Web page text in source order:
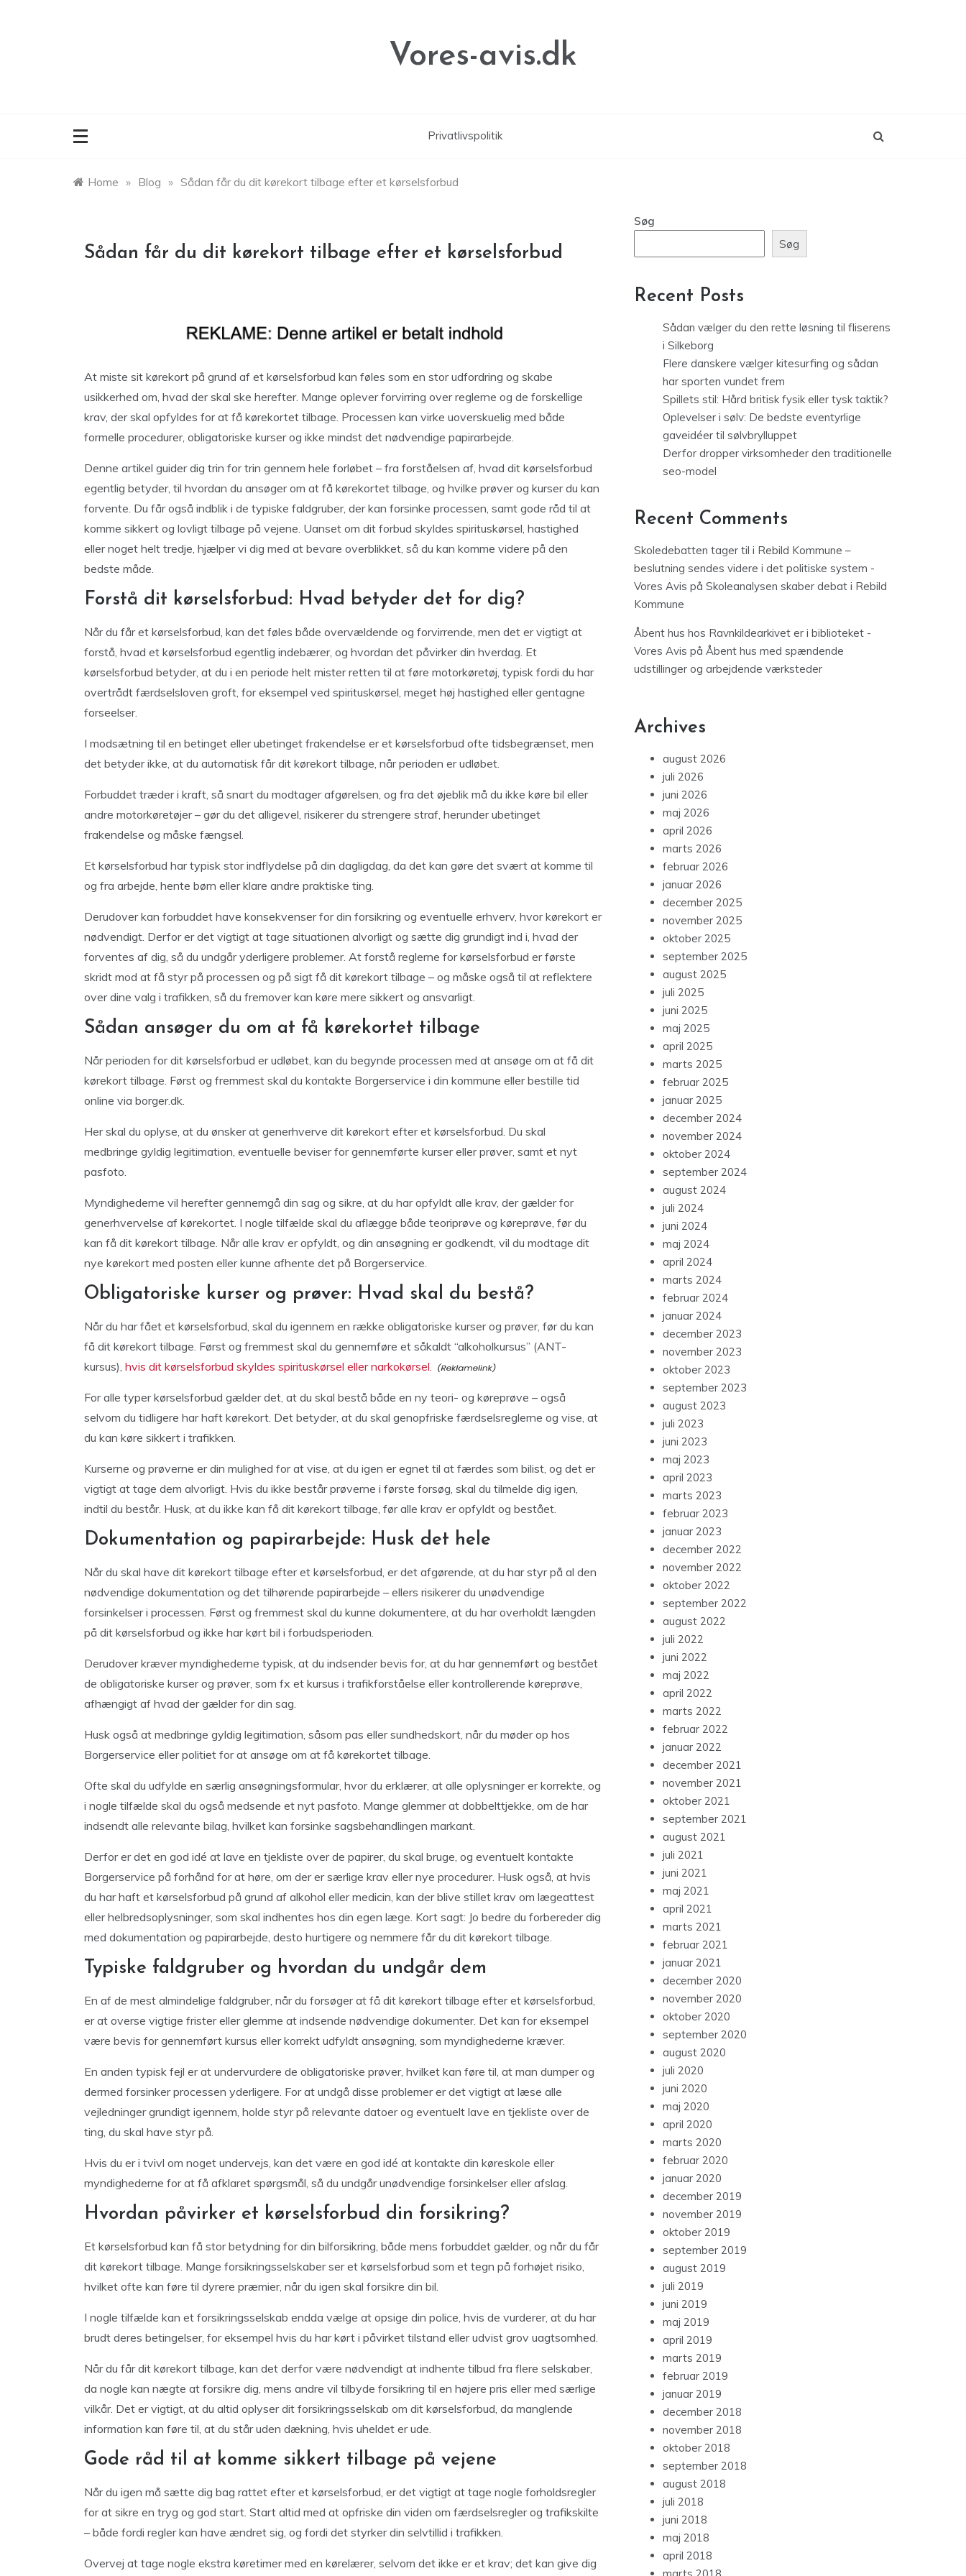
Vores-avis.dk
Privatlivspolitik
Home » Blog » Sådan får du dit kørekort tilbage efter et kørselsforbud
Sådan får du dit kørekort tilbage efter et kørselsforbud
At miste sit kørekort på grund af et kørselsforbud kan føles som en stor udfordring og skabe
usikkerhed om, hvad der skal ske herefter. Mange oplever forvirring over reglerne og de forskellige
krav, der skal opfyldes for at få kørekortet tilbage. Processen kan virke uoverskuelig med både
formelle procedurer, obligatoriske kurser og ikke mindst det nødvendige papirarbejde.
Denne artikel guider dig trin for trin gennem hele forløbet – fra forståelsen af, hvad dit kørselsforbud
egentlig betyder, til hvordan du ansøger om at få kørekortet tilbage, og hvilke prøver og kurser du kan
forvente. Du får også indblik i de typiske faldgruber, der kan forsinke processen, samt gode råd til at
komme sikkert og lovligt tilbage på vejene. Uanset om dit forbud skyldes spirituskørsel, hastighed
eller noget helt tredje, hjælper vi dig med at bevare overblikket, så du kan komme videre på den
bedste måde.
Forstå dit kørselsforbud: Hvad betyder det for dig?
Når du får et kørselsforbud, kan det føles både overvældende og forvirrende, men det er vigtigt at
forstå, hvad et kørselsforbud egentlig indebærer, og hvordan det påvirker din hverdag. Et
kørselsforbud betyder, at du i en periode helt mister retten til at føre motorkøretøj, typisk fordi du har
overtrådt færdselsloven groft, for eksempel ved spirituskørsel, meget høj hastighed eller gentagne
forseelser.
I modsætning til en betinget eller ubetinget frakendelse er et kørselsforbud ofte tidsbegrænset, men
det betyder ikke, at du automatisk får dit kørekort tilbage, når perioden er udløbet.
Forbuddet træder i kraft, så snart du modtager afgørelsen, og fra det øjeblik må du ikke køre bil eller
andre motorkøretøjer – gør du det alligevel, risikerer du strengere straf, herunder ubetinget
frakendelse og måske fængsel.
Et kørselsforbud har typisk stor indflydelse på din dagligdag, da det kan gøre det svært at komme til
og fra arbejde, hente børn eller klare andre praktiske ting.
Derudover kan forbuddet have konsekvenser for din forsikring og eventuelle erhverv, hvor kørekort er
nødvendigt. Derfor er det vigtigt at tage situationen alvorligt og sætte dig grundigt ind i, hvad der
forventes af dig, så du undgår yderligere problemer. At forstå reglerne for kørselsforbud er første
skridt mod at få styr på processen og på sigt få dit kørekort tilbage – og måske også til at reflektere
over dine valg i trafikken, så du fremover kan køre mere sikkert og ansvarligt.
Sådan ansøger du om at få kørekortet tilbage
Når perioden for dit kørselsforbud er udløbet, kan du begynde processen med at ansøge om at få dit
kørekort tilbage. Først og fremmest skal du kontakte Borgerservice i din kommune eller bestille tid
online via borger.dk.
Her skal du oplyse, at du ønsker at generhverve dit kørekort efter et kørselsforbud. Du skal
medbringe gyldig legitimation, eventuelle beviser for gennemførte kurser eller prøver, samt et nyt
pasfoto.
Myndighederne vil herefter gennemgå din sag og sikre, at du har opfyldt alle krav, der gælder for
generhvervelse af kørekortet. I nogle tilfælde skal du aflægge både teoriprøve og køreprøve, før du
kan få dit kørekort tilbage. Når alle krav er opfyldt, og din ansøgning er godkendt, vil du modtage dit
nye kørekort med posten eller kunne afhente det på Borgerservice.
Obligatoriske kurser og prøver: Hvad skal du bestå?
Når du har fået et kørselsforbud, skal du igennem en række obligatoriske kurser og prøver, før du kan
få dit kørekort tilbage. Først og fremmest skal du gennemføre et såkaldt “alkoholkursus” (ANT-
kursus), hvis dit kørselsforbud skyldes spirituskørsel eller narkokørsel.
For alle typer kørselsforbud gælder det, at du skal bestå både en ny teori- og køreprøve – også
selvom du tidligere har haft kørekort. Det betyder, at du skal genopfriske færdselsreglerne og vise, at
du kan køre sikkert i trafikken.
Kurserne og prøverne er din mulighed for at vise, at du igen er egnet til at færdes som bilist, og det er
vigtigt at tage dem alvorligt. Hvis du ikke består prøverne i første forsøg, skal du tilmelde dig igen,
indtil du består. Husk, at du ikke kan få dit kørekort tilbage, før alle krav er opfyldt og bestået.
Dokumentation og papirarbejde: Husk det hele
Når du skal have dit kørekort tilbage efter et kørselsforbud, er det afgørende, at du har styr på al den
nødvendige dokumentation og det tilhørende papirarbejde – ellers risikerer du unødvendige
forsinkelser i processen. Først og fremmest skal du kunne dokumentere, at du har overholdt længden
på dit kørselsforbud og ikke har kørt bil i forbudsperioden.
Derudover kræver myndighederne typisk, at du indsender bevis for, at du har gennemført og bestået
de obligatoriske kurser og prøver, som fx et kursus i trafikforståelse eller kontrollerende køreprøve,
afhængigt af hvad der gælder for din sag.
Husk også at medbringe gyldig legitimation, såsom pas eller sundhedskort, når du møder op hos
Borgerservice eller politiet for at ansøge om at få kørekortet tilbage.
Ofte skal du udfylde en særlig ansøgningsformular, hvor du erklærer, at alle oplysninger er korrekte, og
i nogle tilfælde skal du også medsende et nyt pasfoto. Mange glemmer at dobbelttjekke, om de har
indsendt alle relevante bilag, hvilket kan forsinke sagsbehandlingen markant.
Derfor er det en god idé at lave en tjekliste over de papirer, du skal bruge, og eventuelt kontakte
Borgerservice på forhånd for at høre, om der er særlige krav eller nye procedurer. Husk også, at hvis
du har haft et kørselsforbud på grund af alkohol eller medicin, kan der blive stillet krav om lægeattest
eller helbredsoplysninger, som skal indhentes hos din egen læge. Kort sagt: Jo bedre du forbereder dig
med dokumentation og papirarbejde, desto hurtigere og nemmere får du dit kørekort tilbage.
Typiske faldgruber og hvordan du undgår dem
En af de mest almindelige faldgruber, når du forsøger at få dit kørekort tilbage efter et kørselsforbud,
er at overse vigtige frister eller glemme at indsende nødvendige dokumenter. Det kan for eksempel
være bevis for gennemført kursus eller korrekt udfyldt ansøgning, som myndighederne kræver.
En anden typisk fejl er at undervurdere de obligatoriske prøver, hvilket kan føre til, at man dumper og
dermed forsinker processen yderligere. For at undgå disse problemer er det vigtigt at læse alle
vejledninger grundigt igennem, holde styr på relevante datoer og eventuelt lave en tjekliste over de
ting, du skal have styr på.
Hvis du er i tvivl om noget undervejs, kan det være en god idé at kontakte din køreskole eller
myndighederne for at få afklaret spørgsmål, så du undgår unødvendige forsinkelser eller afslag.
Hvordan påvirker et kørselsforbud din forsikring?
Et kørselsforbud kan få stor betydning for din bilforsikring, både mens forbuddet gælder, og når du får
dit kørekort tilbage. Mange forsikringsselskaber ser et kørselsforbud som et tegn på forhøjet risiko,
hvilket ofte kan føre til dyrere præmier, når du igen skal forsikre din bil.
I nogle tilfælde kan et forsikringsselskab endda vælge at opsige din police, hvis de vurderer, at du har
brudt deres betingelser, for eksempel hvis du har kørt i påvirket tilstand eller udvist grov uagtsomhed.
Når du får dit kørekort tilbage, kan det derfor være nødvendigt at indhente tilbud fra flere selskaber,
da nogle kan nægte at forsikre dig, mens andre vil tilbyde forsikring til en højere pris eller med særlige
vilkår. Det er vigtigt, at du altid oplyser dit forsikringsselskab om dit kørselsforbud, da manglende
information kan føre til, at du står uden dækning, hvis uheldet er ude.
Gode råd til at komme sikkert tilbage på vejene
Når du igen må sætte dig bag rattet efter et kørselsforbud, er det vigtigt at tage nogle forholdsregler
for at sikre en tryg og god start. Start altid med at opfriske din viden om færdselsregler og trafikskilte
– både fordi regler kan have ændret sig, og fordi det styrker din selvtillid i trafikken.
Overvej at tage nogle ekstra køretimer med en kørelærer, selvom det ikke er et krav; det kan give dig
Søg
Søg
Recent Posts
Sådan vælger du den rette løsning til fliserens
i Silkeborg
Flere danskere vælger kitesurfing og sådan
har sporten vundet frem
Spillets stil: Hård britisk fysik eller tysk taktik?
Oplevelser i sølv: De bedste eventyrlige
gaveidéer til sølvbrylluppet
Derfor dropper virksomheder den traditionelle
seo-model
Recent Comments
Skoledebatten tager til i Rebild Kommune –
beslutning sendes videre i det politiske system -
Vores Avis på Skoleanalysen skaber debat i Rebild
Kommune
Åbent hus hos Ravnkildearkivet er i biblioteket -
Vores Avis på Åbent hus med spændende
udstillinger og arbejdende værksteder
Archives
august 2026
juli 2026
juni 2026
maj 2026
april 2026
marts 2026
februar 2026
januar 2026
december 2025
november 2025
oktober 2025
september 2025
august 2025
juli 2025
juni 2025
maj 2025
april 2025
marts 2025
februar 2025
januar 2025
december 2024
november 2024
oktober 2024
september 2024
august 2024
juli 2024
juni 2024
maj 2024
april 2024
marts 2024
februar 2024
januar 2024
december 2023
november 2023
oktober 2023
september 2023
august 2023
juli 2023
juni 2023
maj 2023
april 2023
marts 2023
februar 2023
januar 2023
december 2022
november 2022
oktober 2022
september 2022
august 2022
juli 2022
juni 2022
maj 2022
april 2022
marts 2022
februar 2022
januar 2022
december 2021
november 2021
oktober 2021
september 2021
august 2021
juli 2021
juni 2021
maj 2021
april 2021
marts 2021
februar 2021
januar 2021
december 2020
november 2020
oktober 2020
september 2020
august 2020
juli 2020
juni 2020
maj 2020
april 2020
marts 2020
februar 2020
januar 2020
december 2019
november 2019
oktober 2019
september 2019
august 2019
juli 2019
juni 2019
maj 2019
april 2019
marts 2019
februar 2019
januar 2019
december 2018
november 2018
oktober 2018
september 2018
august 2018
juli 2018
juni 2018
maj 2018
april 2018